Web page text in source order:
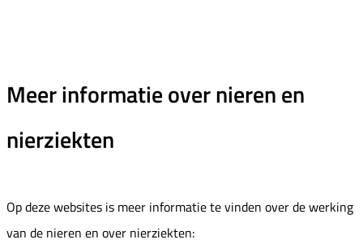
Meer informatie over nieren en
nierziekten
Op deze websites is meer informatie te vinden over de werking
van de nieren en over nierziekten: